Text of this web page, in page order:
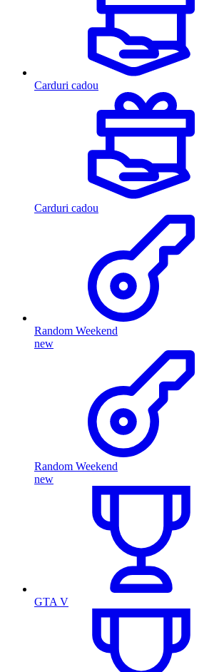
Carduri cadou
Carduri cadou
Random Weekend
new
Random Weekend
new
GTA V